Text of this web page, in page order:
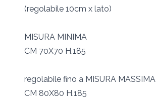
(regolabile 10cm x lato)
MISURA MINIMA
CM 70X70 H.185
regolabile fino a MISURA MASSIMA
CM 80X80 H.185